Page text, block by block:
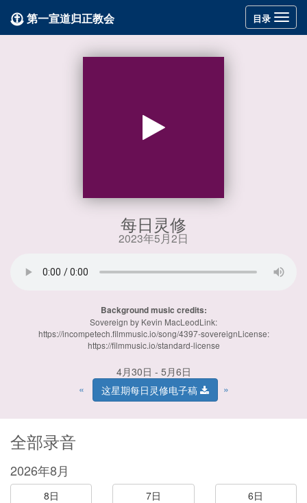
Toggle
navigation
目录
第一宣道归正教会
每日灵修
2023年5月2日
Background music credits:
Sovereign by Kevin MacLeodLink:
https://incompetech.filmmusic.io/song/4397-sovereignLicense:
https://filmmusic.io/standard-license
4月30日 - 5月6日
«
这星期每日灵修电子稿 »
全部录音
2026年8月
8日 7日
6日